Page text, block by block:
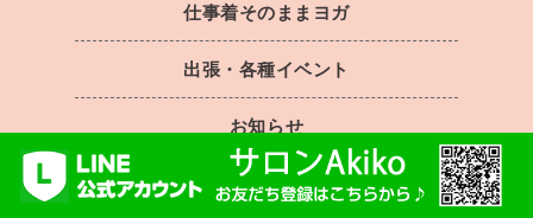
仕事着そのままヨガ
出張・各種イベント
お知らせ
明子のブログ